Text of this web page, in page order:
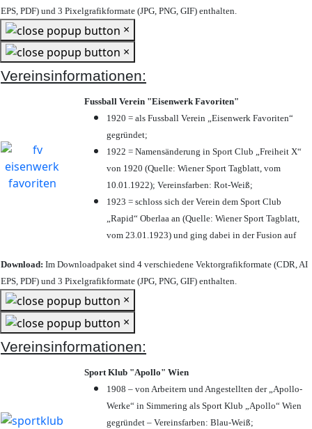
EPS, PDF) und 3 Pixelgrafikformate (JPG, PNG, GIF) enthalten.
×
×
Vereinsinformationen:
Fussball Verein "Eisenwerk Favoriten"
1920 = als Fussball Verein „Eisenwerk Favoriten“
gegründet;
1922 = Namensänderung in Sport Club „Freiheit X“
von 1920 (Quelle: Wiener Sport Tagblatt, vom
10.01.1922); Vereinsfarben: Rot-Weiß;
1923 = schloss sich der Verein dem Sport Club
„Rapid“ Oberlaa an (Quelle: Wiener Sport Tagblatt,
vom 23.01.1923) und ging dabei in der Fusion auf
Download: Im Downloadpaket sind 4 verschiedene Vektorgrafikformate (CDR, AI
EPS, PDF) und 3 Pixelgrafikformate (JPG, PNG, GIF) enthalten.
×
×
Vereinsinformationen:
Sport Klub "Apollo" Wien
1908 – von Arbeitern und Angestellten der „Apollo-
Werke“ in Simmering als Sport Klub „Apollo“ Wien
gegründet – Vereinsfarben: Blau-Weiß;